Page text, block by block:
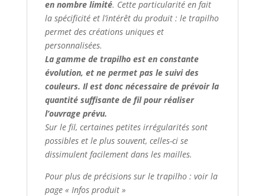
en nombre limité. Cette particularité en fait
la spécificité et l’intérêt du produit : le trapilho
permet des créations uniques et
personnalisées.
La gamme de trapilho est en constante
évolution, et ne permet pas le suivi des
couleurs. Il est donc nécessaire de prévoir la
quantité suffisante de fil pour réaliser
l’ouvrage prévu.
Sur le fil, certaines petites irrégularités sont
possibles et le plus souvent, celles-ci se
dissimulent facilement dans les mailles.
Pour plus de précisions sur le trapilho : voir la
page « Infos produit »